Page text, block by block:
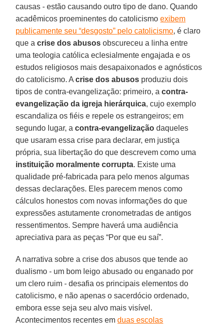
causas - estão causando outro tipo de dano. Quando
acadêmicos proeminentes do catolicismoexibem
publicamente seu “desgosto” pelo catolicismo, é claro
que acrise dos abusos obscureceu a linha entre
uma teologia católica eclesialmente engajada e os
estudos religiosos mais desapaixonados e agnósticos
do catolicismo. Acrise dos abusos produziu dois
tipos de contra-evangelização: primeiro, acontra-
evangelização da igreja hierárquica, cujo exemplo
escandaliza os fiéis e repele os estrangeiros; em
segundo lugar, acontra-evangelização daqueles
que usaram essa crise para declarar, em justiça
própria, sua libertação do que descrevem como uma
instituição moralmente corrupta. Existe uma
qualidade pré-fabricada para pelo menos algumas
dessas declarações. Eles parecem menos como
cálculos honestos com novas informações do que
expressões astutamente cronometradas de antigos
ressentimentos. Sempre haverá uma audiência
apreciativa para as peças “Por que eu saí”.
A narrativa sobre a crise dos abusos que tende ao
dualismo - um bom leigo abusado ou enganado por
um clero ruim - desafia os principais elementos do
catolicismo, e não apenas o sacerdócio ordenado,
embora esse seja seu alvo mais visível.
Acontecimentos recentes emduas escolas